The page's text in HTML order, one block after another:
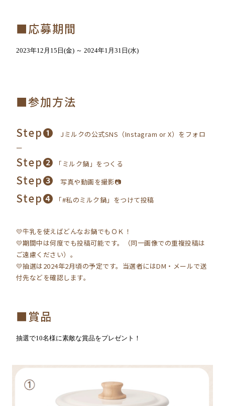
■応募期間
2023年12月15日(金) ～ 2024年1月31日(水)
■参加方法
Step❶ Jミルクの公式SNS（Instagram or X）をフォロ
ー
Step❷ 「ミルク鍋」をつくる
Step➌ 写真や動画を撮影📷
Step❹ 「#私のミルク鍋」をつけて投稿
💛牛乳を使えばどんなお鍋でもＯＫ！
💛期間中は何度でも投稿可能です。（同一画像での重複投稿は
ご遠慮ください）。
💛抽選は2024年2月頃の予定です。当選者にはDM・メールで送
付先などを確認します。
■賞品
抽選で10名様に素敵な賞品をプレゼント！